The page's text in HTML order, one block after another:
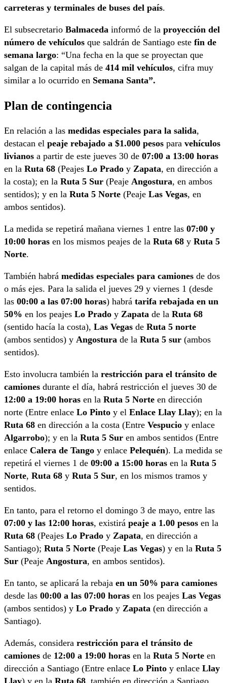
carreteras y terminales de buses del país.
El subsecretario Balmaceda informó de la proyección del
número de vehículos que saldrán de Santiago este fin de
semana largo: “Una fecha en la que se proyectan que
salgan de la capital más de 414 mil vehículos, cifra muy
similar a lo ocurrido en Semana Santa”.
Plan de contingencia
En relación a las medidas especiales para la salida,
destacan el peaje rebajado a $1.000 pesos para vehículos
livianos a partir de este jueves 30 de 07:00 a 13:00 horas
en la Ruta 68 (Peajes Lo Prado y Zapata, en dirección a
la costa); en la Ruta 5 Sur (Peaje Angostura, en ambos
sentidos); y en la Ruta 5 Norte (Peaje Las Vegas, en
ambos sentidos).
La medida se repetirá mañana viernes 1 entre las 07:00 y
10:00 horas en los mismos peajes de la Ruta 68 y Ruta 5
Norte.
También habrá medidas especiales para camiones de dos
o más ejes. Para la salida el jueves 29 y viernes 1 (desde
las 00:00 a las 07:00 horas) habrá tarifa rebajada en un
50% en los peajes Lo Prado y Zapata de la Ruta 68
(sentido hacía la costa), Las Vegas de Ruta 5 norte
(ambos sentidos) y Angostura de la Ruta 5 sur (ambos
sentidos).
Esto involucra también la restricción para el tránsito de
camiones durante el día, habrá restricción el jueves 30 de
12:00 a 19:00 horas en la Ruta 5 Norte en dirección
norte (Entre enlace Lo Pinto y el Enlace Llay Llay); en la
Ruta 68 en dirección a la costa (Entre Vespucio y enlace
Algarrobo); y en la Ruta 5 Sur en ambos sentidos (Entre
enlace Calera de Tango y enlace Pelequén). La medida se
repetirá el viernes 1 de 09:00 a 15:00 horas en la Ruta 5
Norte, Ruta 68 y Ruta 5 Sur, en los mismos tramos y
sentidos.
En tanto, para el retorno el domingo 3 de mayo, entre las
07:00 y las 12:00 horas, existirá peaje a 1.00 pesos en la
Ruta 68 (Peajes Lo Prado y Zapata, en dirección a
Santiago); Ruta 5 Norte (Peaje Las Vegas) y en la Ruta 5
Sur (Peaje Angostura, en ambos sentidos).
En tanto, se aplicará la rebaja en un 50% para camiones
desde las 00:00 a las 07:00 horas en los peajes Las Vegas
(ambos sentidos) y Lo Prado y Zapata (en dirección a
Santiago).
Además, considera restricción para el tránsito de
camiones de 12:00 a 19:00 horas en la Ruta 5 Norte en
dirección a Santiago (Entre enlace Lo Pinto y enlace Llay